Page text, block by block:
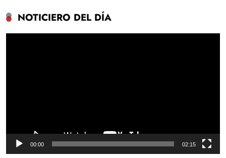
NOTICIERO DEL DÍA
00:00 02:15